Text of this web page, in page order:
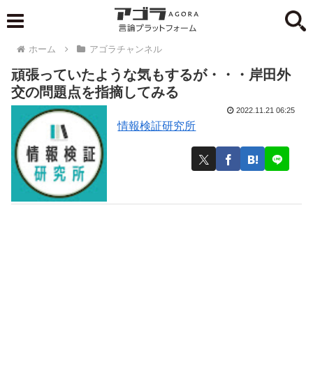
ホーム アゴラチャンネル
頑張っていたような気もするが・・・岸田外
交の問題点を指摘してみる
情報検証研究所
2022.11.21 06:25